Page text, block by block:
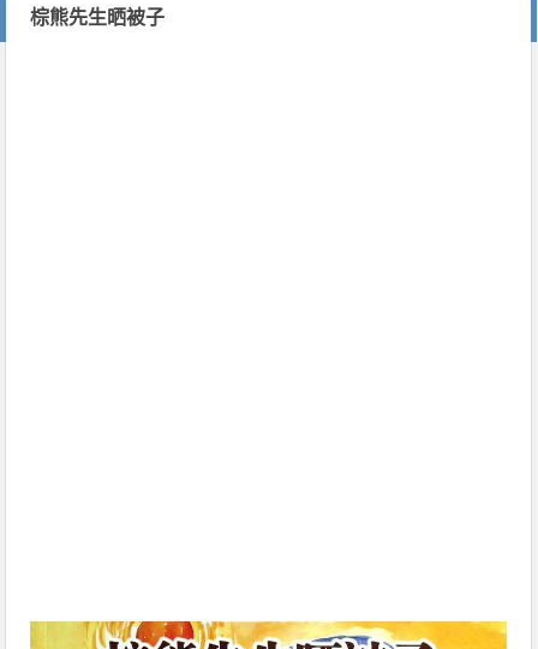
棕熊先生晒被子